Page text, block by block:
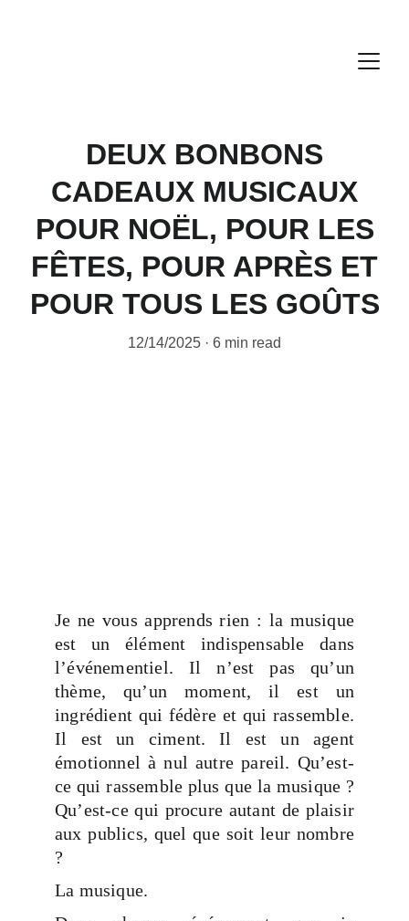
DEUX BONBONS
CADEAUX MUSICAUX
POUR NOËL, POUR LES
FÊTES, POUR APRÈS ET
POUR TOUS LES GOÛTS
12/14/2025 6 min read
Je ne vous apprends rien : la musique
est un élément indispensable dans
l’événementiel. Il n’est pas qu’un
thème, qu’un moment, il est un
ingrédient qui fédère et qui rassemble.
Il est un ciment. Il est un agent
émotionnel à nul autre pareil. Qu’est-
ce qui rassemble plus que la musique ?
Qu’est-ce qui procure autant de plaisir
aux publics, quel que soit leur nombre
?
La musique.